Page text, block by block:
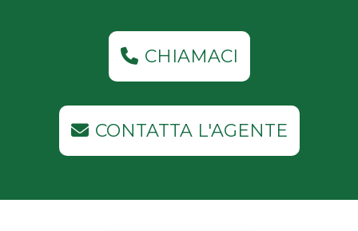
CHIAMACI
CONTATTA L'AGENTE
Industriali